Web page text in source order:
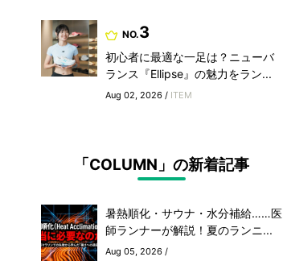
NO.3
初心者に最適な一足は？ニューバ
ランス『Ellipse』の魅力をラン...
Aug 02, 2026 / ITEM
「COLUMN」の新着記事
暑熱順化・サウナ・水分補給……医
師ランナーが解説！夏のランニ...
Aug 05, 2026 /